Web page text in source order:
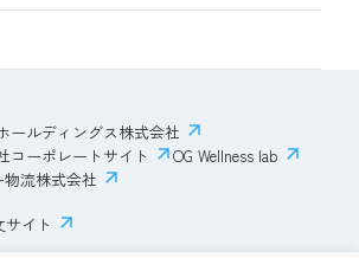
ールディングス株式会社
コーポレートサイト
OG Wellness lab
物流株式会社
サイト